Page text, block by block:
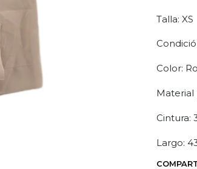
Talla: XS
Condición
Color:
Material
Cintura:
Largo: